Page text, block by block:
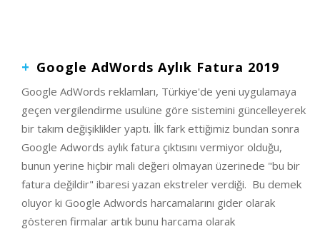
Google AdWords Aylık Fatura 2019
Google AdWords reklamları, Türkiye'de yeni uygulamaya
geçen vergilendirme usulüne göre sistemini güncelleyerek
bir takım değişiklikler yaptı. İlk fark ettiğimiz bundan sonra
Google Adwords aylık fatura çıktısını vermiyor olduğu,
bunun yerine hiçbir mali değeri olmayan üzerinede "bu bir
fatura değildir" ibaresi yazan ekstreler verdiği. Bu demek
oluyor ki Google Adwords harcamalarını gider olarak
gösteren firmalar artık bunu harcama olarak